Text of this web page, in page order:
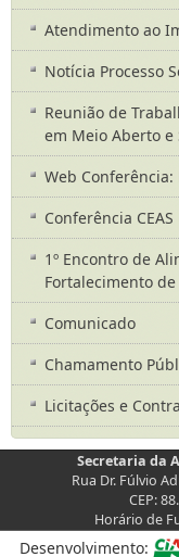
Atendimento ao
Notícia Processo
Reunião de
em Meio Aberto e
Web
Conferência CEAS
1º Encontro de
Fortalecimento
Comunicado
Chamamento
Licitações e
Secretaria da
Rua Dr. Fúlvio
CEP:
Horário de
Desenvolvimento: